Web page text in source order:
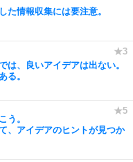
た情報収集には要注意。
は、良いアイデアは出ない。
る。
う。
、アイデアのヒントが見つか